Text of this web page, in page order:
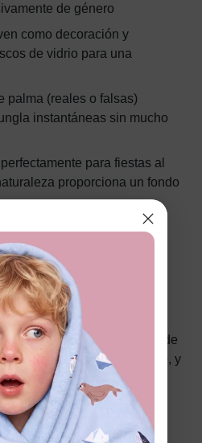
de género
como decoración y
de vidrio para una
palma (reales o falsas)
instantáneas sin mucho
para fiestas al
proporciona un fondo
con
en tendencia, el primer
fresas, arándanos o bayas
y natural. El juego de
añade encanto, y
a delicias deliciosas y
bayas son naturalmente